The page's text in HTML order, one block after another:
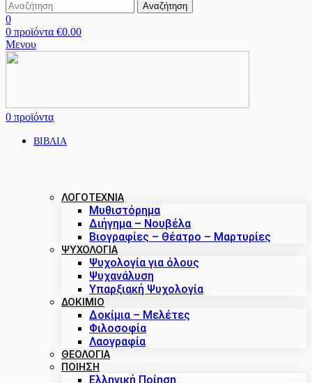
Αναζήτηση
0
0 προϊόντα €0.00
Μενου
0 προϊόντα
ΒΙΒΛΙΑ
ΛΟΓΟΤΕΧΝΙΑ
Μυθιστόρημα
Διήγημα – Νουβέλα
Βιογραφίες – Θέατρο – Μαρτυρίες
ΨΥΧΟΛΟΓΙΑ
Ψυχολογία για όλους
Ψυχανάλυση
Υπαρξιακή Ψυχολογία
ΔΟΚΙΜΙΟ
Δοκίμια – Μελέτες
Φιλοσοφία
Λαογραφία
ΘΕΟΛΟΓΙΑ
ΠΟΙΗΣΗ
Ελληνική Ποίηση